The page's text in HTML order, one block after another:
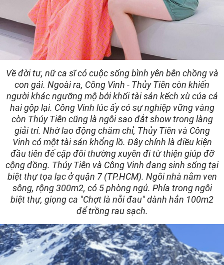
Về đời tư, nữ ca sĩ có cuộc sống bình yên bên chồng và
con gái. Ngoài ra, Công Vinh - Thủy Tiên còn khiến
người khác ngưỡng mộ bởi khối tài sản kếch xù của cả
hai gộp lại. Công Vinh lúc ấy có sự nghiệp vững vàng
còn Thủy Tiên cũng là ngôi sao đắt show trong làng
giải trí. Nhờ lao động chăm chỉ, Thủy Tiên và Công
Vinh có một tài sản khổng lồ. Đây chính là điều kiện
đầu tiên để cặp đôi thường xuyên đi từ thiện giúp đỡ
cộng đồng. Thủy Tiên và Công Vinh đang sinh sống tại
biệt thự tọa lạc ở quận 7 (TP.HCM). Ngôi nhà nằm ven
sông, rộng 300m2, có 5 phòng ngủ. Phía trong ngôi
biệt thự, giọng ca "Chợt là nỗi đau" dành hẳn 100m2
để trồng rau sạch.